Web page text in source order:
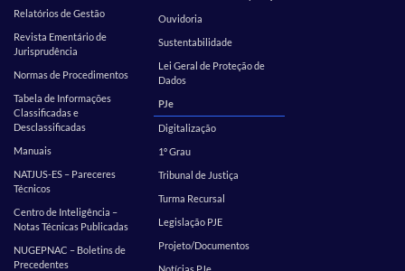
Relatórios de Gestão
Revista Ementário de
Jurisprudência
Normas de Procedimentos
Tabela de Informações
Classificadas e
Desclassificadas
Manuais
NATJUS-ES – Pareceres
Técnicos
Centro de Inteligência –
Notas Técnicas Publicadas
NUGEPNAC – Boletins de
Precedentes
Ouvidoria
Sustentabilidade
Lei Geral de Proteção de
Dados
PJe
Digitalização
1º Grau
Tribunal de Justiça
Turma Recursal
Legislação PJE
Projeto/Documentos